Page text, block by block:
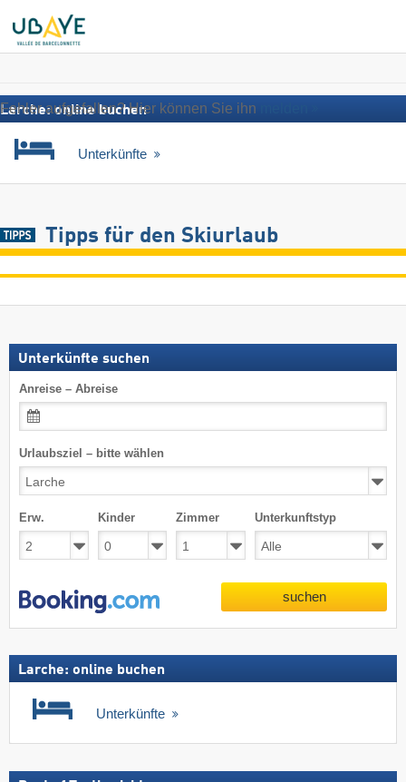
Fehler aufgefallen? Hier können Sie ihn
Larche: online buchen
Unterkünfte
Tipps für den Skiurlaub
Unterkünfte suchen
Anreise – Abreise
Urlaubsziel – bitte wählen
Erw. Kinder Zimmer Unterkunftstyp
suchen
Larche: online buchen
Unterkünfte